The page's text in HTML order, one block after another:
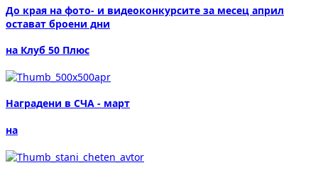
До края на фото- и видеоконкурсите за месец април
остават броени дни
на Клуб 50 Плюс
Наградени в СЧА - март
на